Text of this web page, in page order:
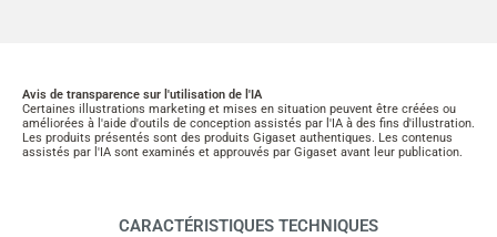
Avis de transparence sur l'utilisation de l'IA
Certaines illustrations marketing et mises en situation peuvent être créées ou
améliorées à l'aide d'outils de conception assistés par l'IA à des fins d'illustration.
Les produits présentés sont des produits Gigaset authentiques. Les contenus
assistés par l'IA sont examinés et approuvés par Gigaset avant leur publication.
CARACTÉRISTIQUES TECHNIQUES